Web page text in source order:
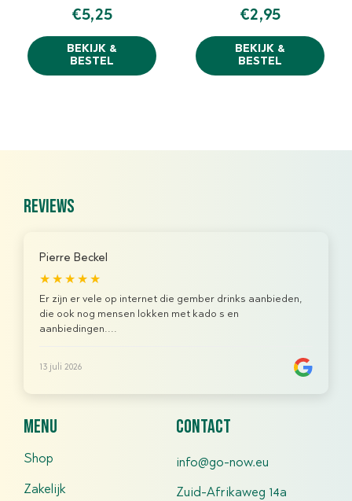
€5,25
BEKIJK &
BESTEL
€2,95
BEKIJK &
BESTEL
reviews
Pierre Beckel
★★★★★
Er zijn er vele op internet die gember drinks aanbieden,
die ook nog mensen lokken met kado s en
aanbiedingen....
13 juli 2026
menu
Shop
Zakelijk
contact
info@go-now.eu
Zuid-Afrikaweg 14a